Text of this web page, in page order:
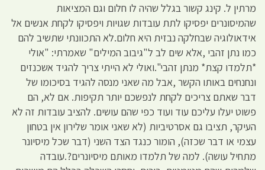
מרתין ל. קינג קשור בגלל שהיה לו חלום וגם המציאות
שהמיסונרים יפסיקו לתת עובדות שגויות ויפסיקו לקחת אנשים אל
אידאולוגיה שבחלקה נבזית היא חלום.לא התכוונתי שתשיב להם
כמו נתן זהבי ,אלא שים לב ל"גיבוב המילים" שאמרתי: "אולי
*תלמדו קצת* מנתן זהבי".ואולי לא הייתי צריך להגיד אשכנזים
ונחנחים באותו הקשר ,אבל מה שאני מנסה להגיד בסיכומו של
דבר שאתם צריכים לקחת לנפשכם יותר תקיפות. אם לא, הם
פשוט יעלו עליכם עוד ועוד כפי שהם עושים. להציב עובדות זה לא
העיקר, תציבו גם אסרטיביות (לא שאני אומר שלירון אין בטחון
עצמי או דבר שכזה), הומור כנגד הצד השני (דבר שכל מיסיונר
מתחיל עושה). למה של תלמדו מאותם מיסיונרים?.עובדה